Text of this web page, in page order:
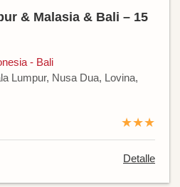
& Malasia & Bali – 15
- Bali
Lumpur, Nusa Dua, Lovina,
★★★
Detalle